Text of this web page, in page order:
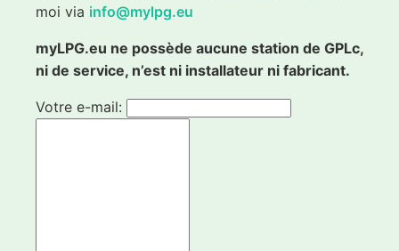
moi via info@mylpg.eu
myLPG.eu ne possède aucune station de GPLc,
ni de service, n’est ni installateur ni fabricant.
Votre e-mail: